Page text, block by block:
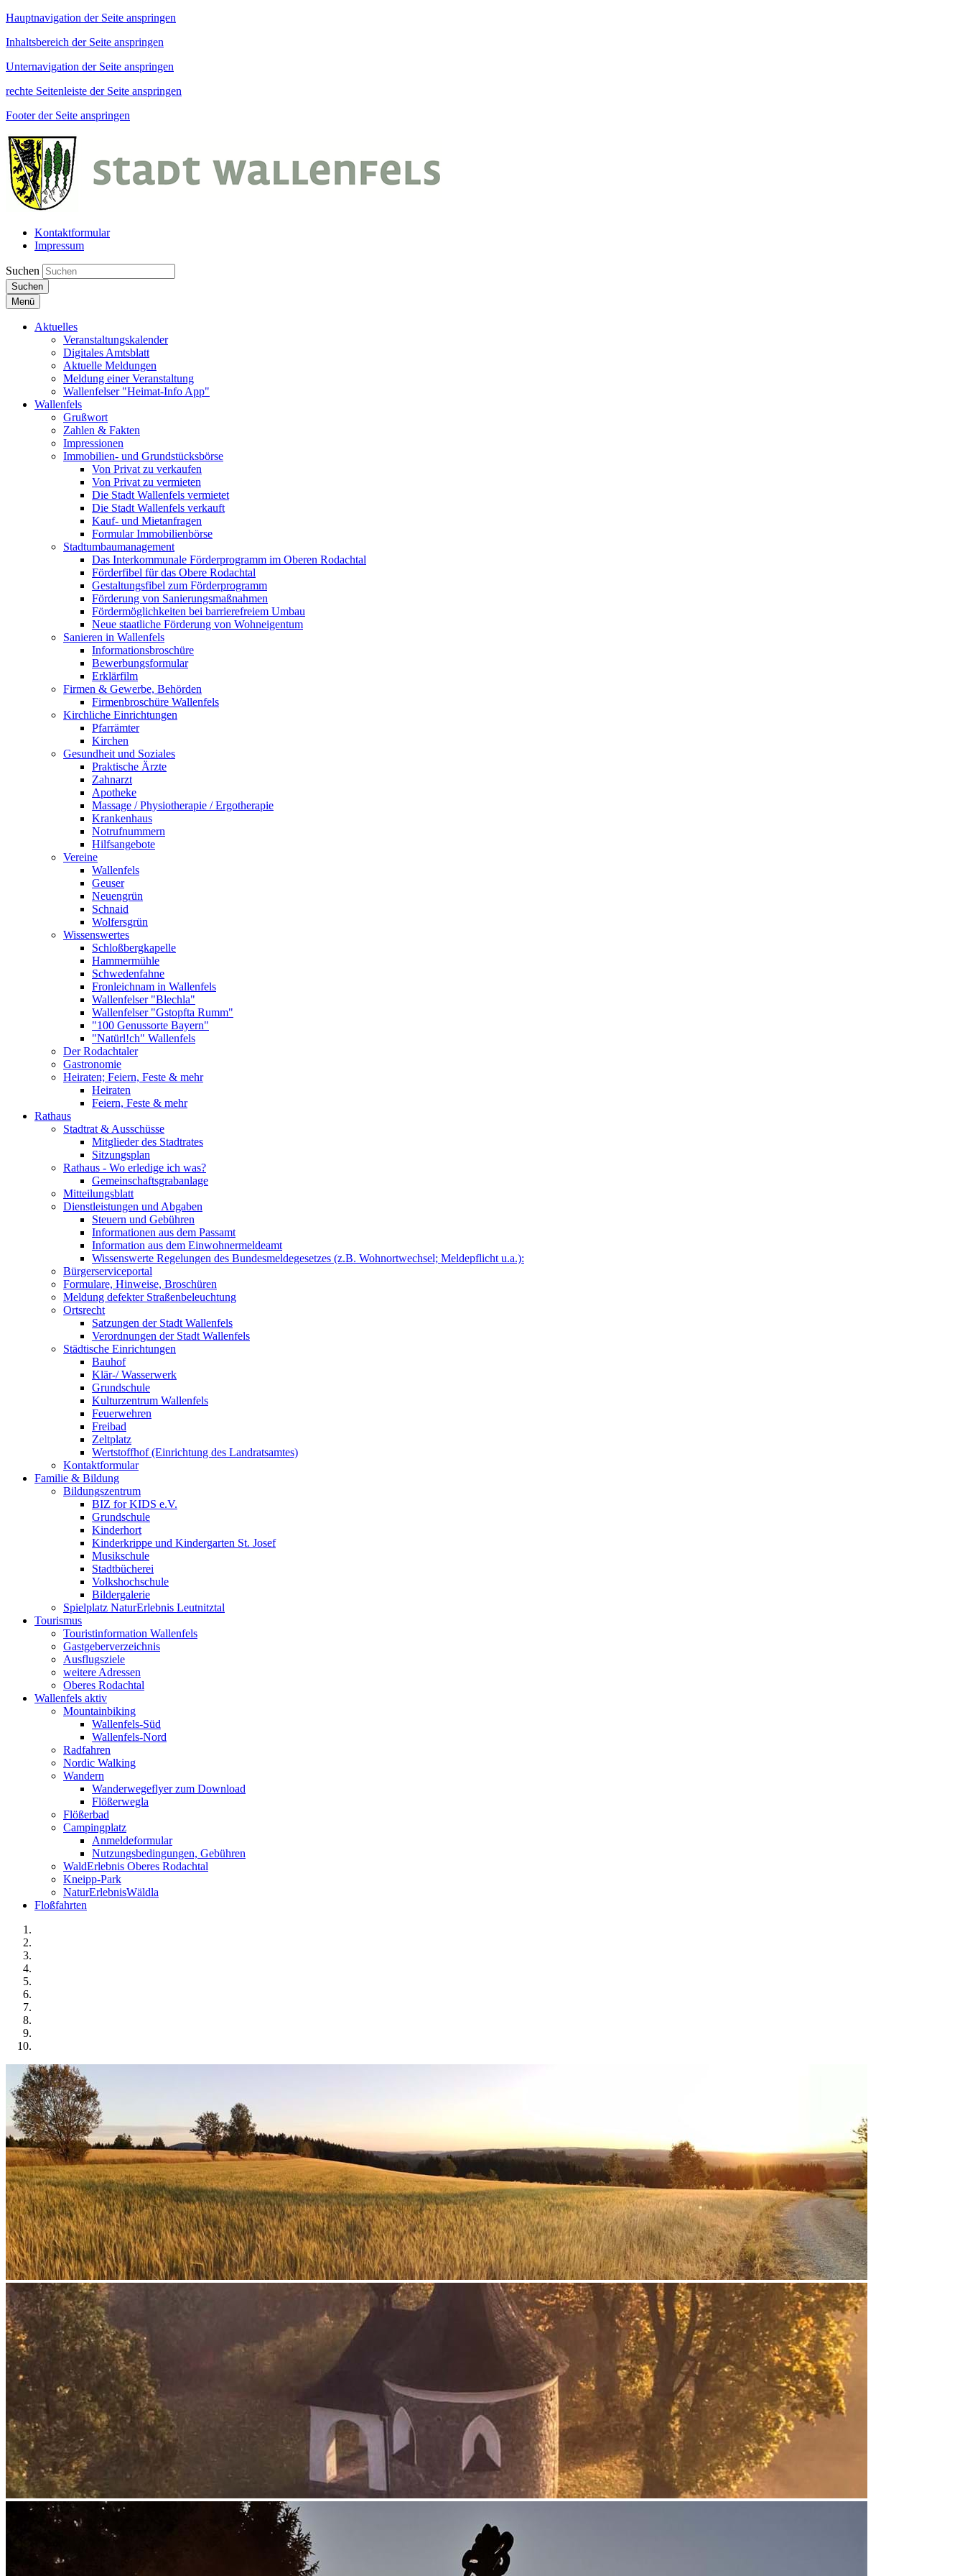
Hauptnavigation der Seite anspringen
Inhaltsbereich der Seite anspringen
Unternavigation der Seite anspringen
rechte Seitenleiste der Seite anspringen
Footer der Seite anspringen
Kontaktformular
Impressum
Suchen
Suchen
Menü
Aktuelles
Veranstaltungskalender
Digitales Amtsblatt
Aktuelle Meldungen
Meldung einer Veranstaltung
Wallenfelser "Heimat-Info App"
Wallenfels
Grußwort
Zahlen & Fakten
Impressionen
Immobilien- und Grundstücksbörse
Von Privat zu verkaufen
Von Privat zu vermieten
Die Stadt Wallenfels vermietet
Die Stadt Wallenfels verkauft
Kauf- und Mietanfragen
Formular Immobilienbörse
Stadtumbaumanagement
Das Interkommunale Förderprogramm im Oberen Rodachtal
Förderfibel für das Obere Rodachtal
Gestaltungsfibel zum Förderprogramm
Förderung von Sanierungsmaßnahmen
Fördermöglichkeiten bei barrierefreiem Umbau
Neue staatliche Förderung von Wohneigentum
Sanieren in Wallenfels
Informationsbroschüre
Bewerbungsformular
Erklärfilm
Firmen & Gewerbe, Behörden
Firmenbroschüre Wallenfels
Kirchliche Einrichtungen
Pfarrämter
Kirchen
Gesundheit und Soziales
Praktische Ärzte
Zahnarzt
Apotheke
Massage / Physiotherapie / Ergotherapie
Krankenhaus
Notrufnummern
Hilfsangebote
Vereine
Wallenfels
Geuser
Neuengrün
Schnaid
Wolfersgrün
Wissenswertes
Schloßbergkapelle
Hammermühle
Schwedenfahne
Fronleichnam in Wallenfels
Wallenfelser "Blechla"
Wallenfelser "Gstopfta Rumm"
"100 Genussorte Bayern"
"Natürl!ch" Wallenfels
Der Rodachtaler
Gastronomie
Heiraten; Feiern, Feste & mehr
Heiraten
Feiern, Feste & mehr
Rathaus
Stadtrat & Ausschüsse
Mitglieder des Stadtrates
Sitzungsplan
Rathaus - Wo erledige ich was?
Gemeinschaftsgrabanlage
Mitteilungsblatt
Dienstleistungen und Abgaben
Steuern und Gebühren
Informationen aus dem Passamt
Information aus dem Einwohnermeldeamt
Wissenswerte Regelungen des Bundesmeldegesetzes (z.B. Wohnortwechsel; Meldepflicht u.a.):
Bürgerserviceportal
Formulare, Hinweise, Broschüren
Meldung defekter Straßenbeleuchtung
Ortsrecht
Satzungen der Stadt Wallenfels
Verordnungen der Stadt Wallenfels
Städtische Einrichtungen
Bauhof
Klär-/ Wasserwerk
Grundschule
Kulturzentrum Wallenfels
Feuerwehren
Freibad
Zeltplatz
Wertstoffhof (Einrichtung des Landratsamtes)
Kontaktformular
Familie & Bildung
Bildungszentrum
BIZ for KIDS e.V.
Grundschule
Kinderhort
Kinderkrippe und Kindergarten St. Josef
Musikschule
Stadtbücherei
Volkshochschule
Bildergalerie
Spielplatz NaturErlebnis Leutnitztal
Tourismus
Touristinformation Wallenfels
Gastgeberverzeichnis
Ausflugsziele
weitere Adressen
Oberes Rodachtal
Wallenfels aktiv
Mountainbiking
Wallenfels-Süd
Wallenfels-Nord
Radfahren
Nordic Walking
Wandern
Wanderwegeflyer zum Download
Flößerwegla
Flößerbad
Campingplatz
Anmeldeformular
Nutzungsbedingungen, Gebühren
WaldErlebnis Oberes Rodachtal
Kneipp-Park
NaturErlebnisWäldla
Floßfahrten